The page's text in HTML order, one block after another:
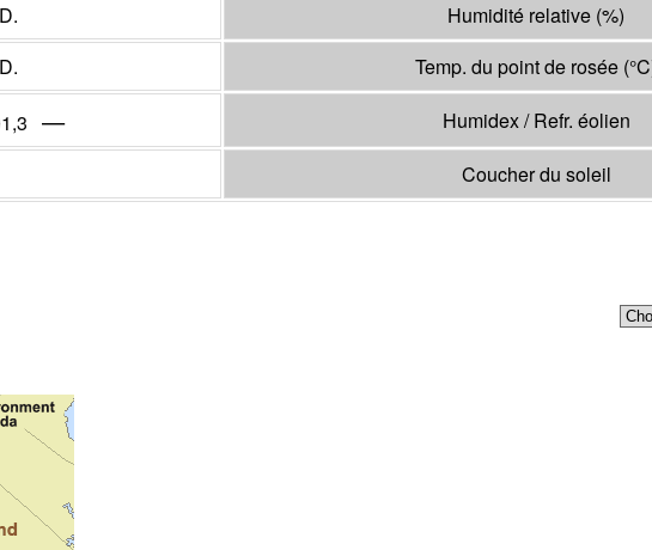
Humidité relative (%)
Temp. du point de rosée (°C
— Humidex / Refr. éolien
Coucher du soleil